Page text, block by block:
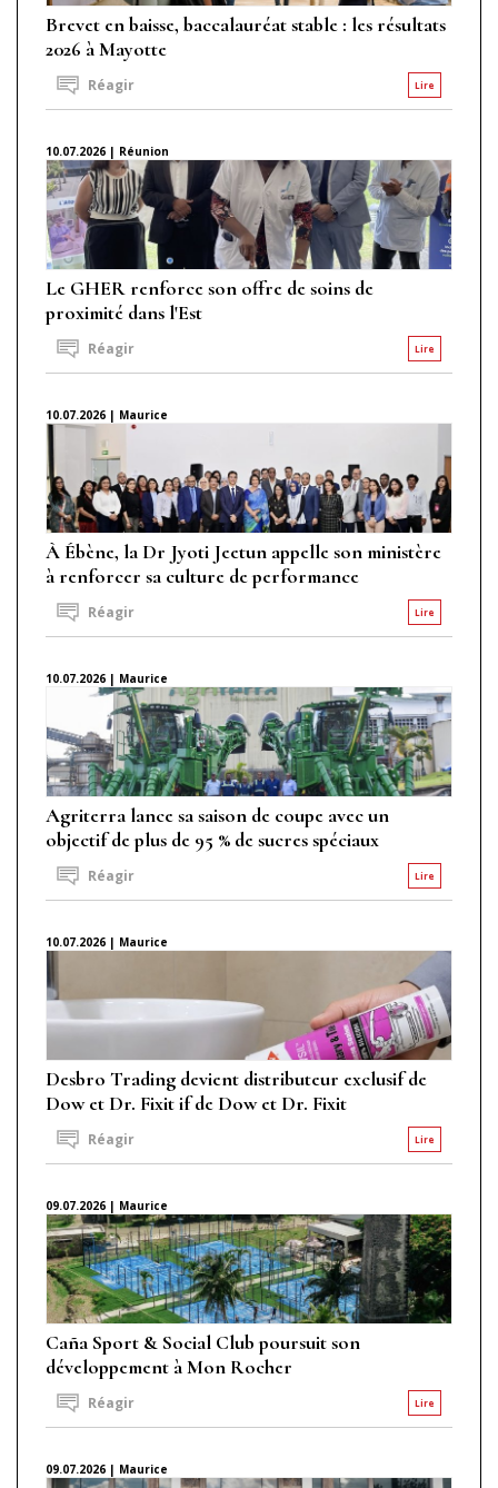
Brevet en baisse, baccalauréat stable : les résultats
2026 à Mayotte
Lire
Réagir
10.07.2026 | Réunion
Le GHER renforce son offre de soins de
proximité dans l'Est
Lire
Réagir
10.07.2026 | Maurice
À Ébène, la Dr Jyoti Jeetun appelle son ministère
à renforcer sa culture de performance
Lire
Réagir
10.07.2026 | Maurice
Agriterra lance sa saison de coupe avec un
objectif de plus de 95 % de sucres spéciaux
Lire
Réagir
10.07.2026 | Maurice
Desbro Trading devient distributeur exclusif de
Dow et Dr. Fixit if de Dow et Dr. Fixit
Lire
Réagir
09.07.2026 | Maurice
Caña Sport & Social Club poursuit son
développement à Mon Rocher
Lire
Réagir
09.07.2026 | Maurice